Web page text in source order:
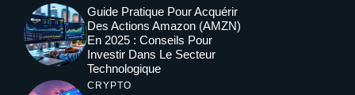
Guide Pratique Pour Acquérir
Des Actions Amazon (AMZN)
En 2025 : Conseils Pour
Investir Dans Le Secteur
Technologique
CRYPTO